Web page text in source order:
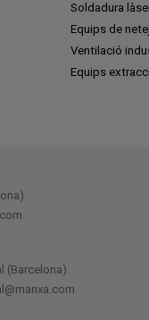
Soldadura
Equips de
Ventilació
Equips
(Barcelona)